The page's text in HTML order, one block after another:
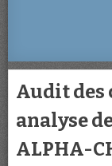
Audit des
analyse
ALPHA-